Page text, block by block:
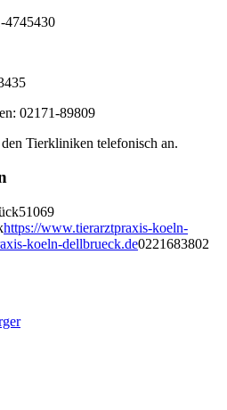
4745430
02171-89809
Tierkliniken telefonisch an.
51069
https://www.tierarztpraxis-koeln-
koeln-dellbrueck.de0221683802